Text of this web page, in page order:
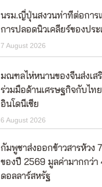
นรม.ญี่ปุ่นสงวนท่าทีต่อการ
การปลอดนิวเคลียร์ของประ
7 August 2026
มณฑลไห่หนานของจีนส่งเส
ร่วมมือด้านเศรษฐกิจกับไท
อินโดนีเซีย
6 August 2026
กัมพูชาส่งออกข้าวสารห้วง
ของปี 2569 มูลค่ามากกว่า
ดอลลาร์สหรัฐ